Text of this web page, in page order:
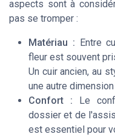
aspects sont à
pas se tromper :
Matériau : Entre
fleur est souvent
Un cuir ancien, au
une autre
Confort : Le
dossier et de
est essentiel pour